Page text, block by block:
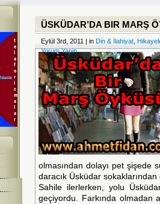
ÜSKÜDAR’DA BIR MARŞ
Eylül 3rd, 2011 | in Din & İlahiyat
Yorum Yapin
olmasından dolayı pet şişede
daracık Üsküdar
Sahile ilerlerken, yolu
geçiyordu. Farkında olmadan